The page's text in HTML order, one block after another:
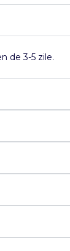
de 3-5 zile.